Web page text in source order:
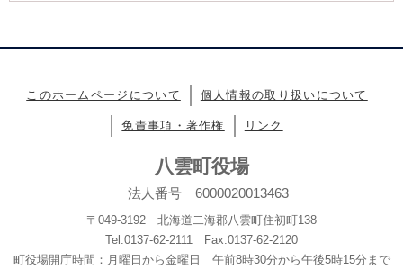
このホームページについて 個人情報の取り扱いについて
免責事項・著作権 リンク
八雲町役場
法人番号 6000020013463
〒049-3192 北海道二海郡八雲町住初町138
Tel:0137-62-2111 Fax:0137-62-2120
町役場開庁時間：月曜日から金曜日 午前8時30分から午後5時15分まで